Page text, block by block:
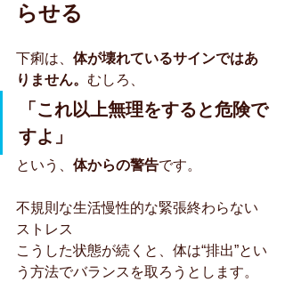
らせる
下痢は、 体が壊れているサインではあ
りません。 むしろ、
「これ以上無理をすると危険で
すよ」
という、 体からの警告です。
不規則な生活慢性的な緊張終わらない
ストレス
こうした状態が続くと、体は“排出”とい
う方法でバランスを取ろうとします。